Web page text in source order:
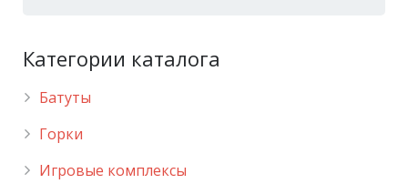
Категории каталога
Батуты
Горки
Игровые комплексы